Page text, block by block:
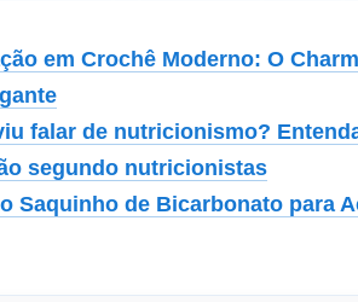
em Crochê Moderno: O
falar de nutricionismo?
segundo nutricionistas
Saquinho de Bicarbonato para